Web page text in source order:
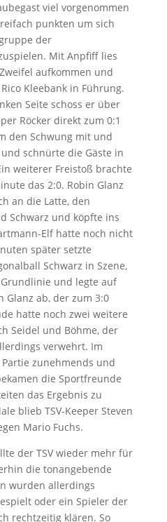
viel vorgenommen
punkten um sich
der
Mit Anpfiff lies
aufkommen und
Kleebank in Führung.
Seite schoss er über
Röcker direkt zum 0:1
den Schwung mit und
schnürte die Gäste in
weiterer Freistoß brachte
das 2:0. Robin Glanz
an die Latte, den
Schwarz und köpfte ins
Elf hatte noch nicht
später setzte
Schwarz in Szene,
und legte auf
Glanz ab, der zum 3:0
hatte noch zwei weitere
Seidel und Böhme, der
verwehrt. Im
zunehmends und
die Sportfreunde
das Ergebnis zu
blieb TSV-Keeper Steven
Mario Fuchs.
der TSV wieder mehr für
die tonangebende
wurden allerdings
oder ein Spieler der
rechtzeitig klären. So